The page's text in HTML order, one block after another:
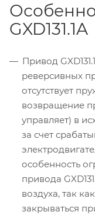
GXD131.1A
Привод
реверсивных
отсутствует
возвращение
управляет) в
за счет
особенность
привода
воздуха, так
закрываться